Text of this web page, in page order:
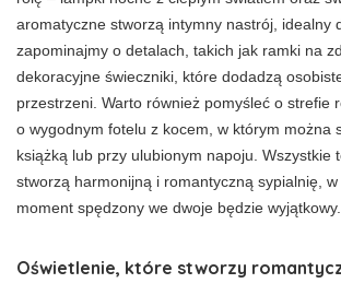
aromatyczne stworzą intymny nastrój, idealny
zapominajmy o detalach, takich jak ramki na
dekoracyjne świeczniki, które dodadzą
przestrzeni. Warto również pomyśleć o strefie
o wygodnym fotelu z kocem, w którym można
książką lub przy ulubionym napoju. Wszystkie
stworzą harmonijną i romantyczną sypialnię,
moment spędzony we dwoje będzie wyjątkowy.
Oświetlenie, które stworzy